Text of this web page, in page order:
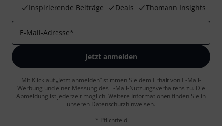
Inspirierende Beiträge
Deals Thomann Insights
E-Mail-Adresse*
Jetzt anmelden
Mit Klick auf „Jetzt anmelden“ stimmen Sie dem Erhalt von E-Mail-
Werbung und einer Messung des E-Mail-Nutzungsverhaltens zu. Die
Abmeldung ist jederzeit möglich. Weitere Informationen finden Sie in
unseren Datenschutzhinweisen.
* Pflichtfeld